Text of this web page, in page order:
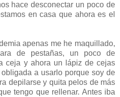
hace desconectar un poco de
en casa que ahora es el
apenas me he maquillado,
de pestañas, un poco de
ceja y ahora un lápiz de cejas
a usarlo porque soy de
depilarse y quita pelos de más
tengo que rellenar. Antes iba